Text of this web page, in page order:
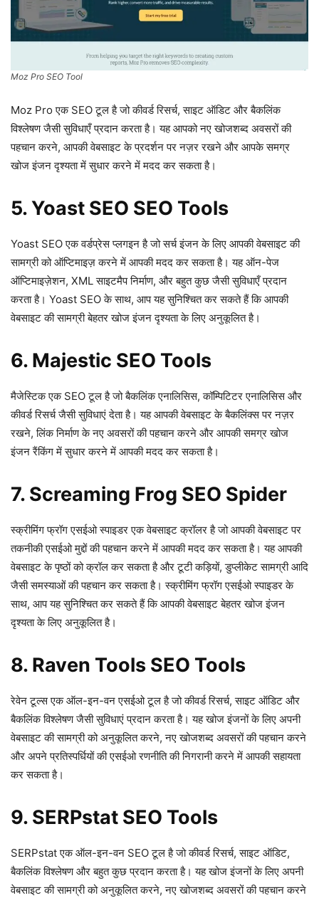
Moz Pro SEO Tool
Moz Pro एक SEO टूल है जो कीवर्ड रिसर्च, साइट ऑडिट और बैकलिंक
विश्लेषण जैसी सुविधाएँ प्रदान करता है। यह आपको नए खोजशब्द अवसरों की
पहचान करने, आपकी वेबसाइट के प्रदर्शन पर नज़र रखने और आपके समग्र
खोज इंजन दृश्यता में सुधार करने में मदद कर सकता है।
5. Yoast SEO SEO Tools
Yoast SEO एक वर्डप्रेस प्लगइन है जो सर्च इंजन के लिए आपकी वेबसाइट की
सामग्री को ऑप्टिमाइज़ करने में आपकी मदद कर सकता है। यह ऑन-पेज
ऑप्टिमाइज़ेशन, XML साइटमैप निर्माण, और बहुत कुछ जैसी सुविधाएँ प्रदान
करता है। Yoast SEO के साथ, आप यह सुनिश्चित कर सकते हैं कि आपकी
वेबसाइट की सामग्री बेहतर खोज इंजन दृश्यता के लिए अनुकूलित है।
6. Majestic SEO Tools
मैजेस्टिक एक SEO टूल है जो बैकलिंक एनालिसिस, कॉम्पिटिटर एनालिसिस और
कीवर्ड रिसर्च जैसी सुविधाएं देता है। यह आपकी वेबसाइट के बैकलिंक्स पर नज़र
रखने, लिंक निर्माण के नए अवसरों की पहचान करने और आपकी समग्र खोज
इंजन रैंकिंग में सुधार करने में आपकी मदद कर सकता है।
7. Screaming Frog SEO Spider
स्क्रीमिंग फ्रॉग एसईओ स्पाइडर एक वेबसाइट क्रॉलर है जो आपकी वेबसाइट पर
तकनीकी एसईओ मुद्दों की पहचान करने में आपकी मदद कर सकता है। यह आपकी
वेबसाइट के पृष्ठों को क्रॉल कर सकता है और टूटी कड़ियों, डुप्लीकेट सामग्री आदि
जैसी समस्याओं की पहचान कर सकता है। स्क्रीमिंग फ्रॉग एसईओ स्पाइडर के
साथ, आप यह सुनिश्चित कर सकते हैं कि आपकी वेबसाइट बेहतर खोज इंजन
दृश्यता के लिए अनुकूलित है।
8. Raven Tools SEO Tools
रेवेन टूल्स एक ऑल-इन-वन एसईओ टूल है जो कीवर्ड रिसर्च, साइट ऑडिट और
बैकलिंक विश्लेषण जैसी सुविधाएं प्रदान करता है। यह खोज इंजनों के लिए अपनी
वेबसाइट की सामग्री को अनुकूलित करने, नए खोजशब्द अवसरों की पहचान करने
और अपने प्रतिस्पर्धियों की एसईओ रणनीति की निगरानी करने में आपकी सहायता
कर सकता है।
9. SERPstat SEO Tools
SERPstat एक ऑल-इन-वन SEO टूल है जो कीवर्ड रिसर्च, साइट ऑडिट,
बैकलिंक विश्लेषण और बहुत कुछ प्रदान करता है। यह खोज इंजनों के लिए अपनी
वेबसाइट की सामग्री को अनुकूलित करने, नए खोजशब्द अवसरों की पहचान करने